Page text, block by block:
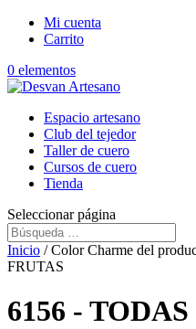
Mi cuenta
Carrito
0 elementos
Espacio artesano
Club del tejedor
Taller de cuero
Cursos de cuero
Tienda
Seleccionar página
Inicio / Color Charme del
FRUTAS
6156 -